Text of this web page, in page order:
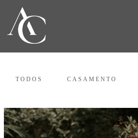
TODOS CASAMENTO